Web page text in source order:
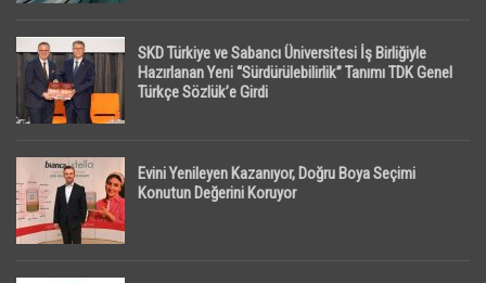
SKD Türkiye ve Sabancı Üniversitesi İş Birliğiyle
Hazırlanan Yeni “Sürdürülebilirlik” Tanımı TDK Genel
Türkçe Sözlük’e Girdi
Evini Yenileyen Kazanıyor, Doğru Boya Seçimi
Konutun Değerini Koruyor